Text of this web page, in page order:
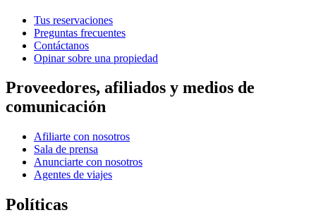
Tus reservaciones
Preguntas frecuentes
Contáctanos
Opinar sobre una propiedad
Proveedores, afiliados y medios de
comunicación
Afiliarte con nosotros
Sala de prensa
Anunciarte con nosotros
Agentes de viajes
Políticas